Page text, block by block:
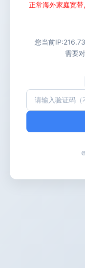
正常海外家庭宽
您当前IP:
需要